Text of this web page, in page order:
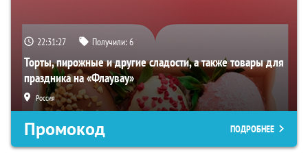
22:31:26 Получили:6
Торты, пирожные и другие сладости, а также товары для
праздника на «Флаувау»
Россия
Промокод ПОДРОБНЕЕ